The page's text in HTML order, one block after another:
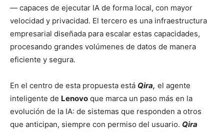
— capaces de ejecutar IA de forma local, con mayor
velocidad y privacidad. El tercero es una infraestructura
empresarial diseñada para escalar estas capacidades,
procesando grandes volúmenes de datos de manera
eficiente y segura.
En el centro de esta propuesta está Qira, el agente
inteligente de Lenovo que marca un paso más en la
evolución de la IA: de sistemas que responden a otros
que anticipan, siempre con permiso del usuario. Qira